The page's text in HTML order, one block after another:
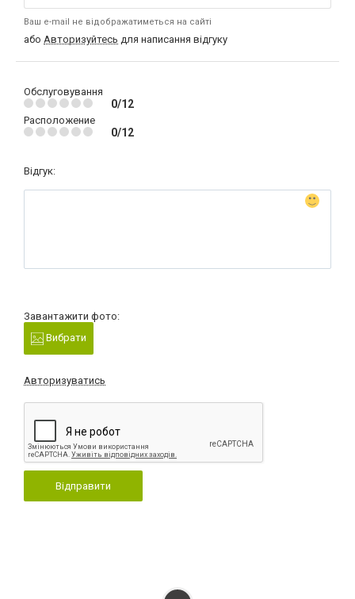
Ваш e-mail не відображатиметься на сайті
або Авторизуйтесь для написання відгуку
Обслуговування
0/12
Расположение
0/12
Відгук:
Завантажити фото:
Вибрати
Авторизуватись
Відправити